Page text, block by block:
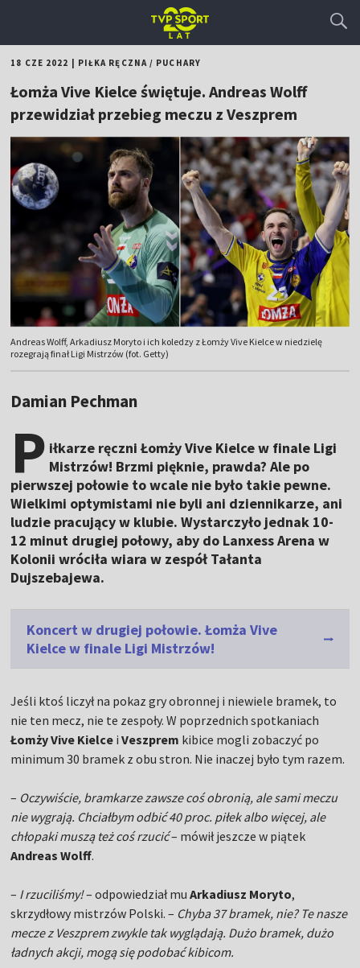
18 CZE 2022 PIŁKA RĘCZNA/ PUCHARY
Łomża Vive Kielce świętuje. Andreas Wolff
przewidział przebieg meczu z Veszprem
Andreas Wolff, Arkadiusz Moryto i ich koledzy z Łomży Vive Kielce w niedzielę
rozegrają finał Ligi Mistrzów (fot. Getty)
Damian Pechman
P iłkarze ręczni Łomży Vive Kielce w finale Ligi
Mistrzów! Brzmi pięknie, prawda? Ale po
pierwszej połowie to wcale nie było takie pewne.
Wielkimi optymistami nie byli ani dziennikarze, ani
ludzie pracujący w klubie. Wystarczyło jednak 10-
12 minut drugiej połowy, aby do Lanxess Arena w
Kolonii wróciła wiara w zespół Tałanta
Dujszebajewa.
Koncert w drugiej połowie. Łomża Vive
Kielce w finale Ligi Mistrzów!
Jeśli ktoś liczył na pokaz gry obronnej i niewiele bramek, to
nie ten mecz, nie te zespoły. W poprzednich spotkaniach
Łomży Vive Kielce iVeszprem kibice mogli zobaczyć po
minimum 30 bramek z obu stron. Nie inaczej było tym razem.
– Oczywiście, bramkarze zawsze coś obronią, ale sami meczu
nie wygrają. Chciałbym odbić 40 proc. piłek albo więcej, ale
chłopaki muszą też coś rzucić– mówił jeszcze w piątek
Andreas Wolff.
– I rzuciliśmy!– odpowiedział muArkadiusz Moryto,
skrzydłowy mistrzów Polski. – Chyba 37 bramek, nie? Te nasze
mecze z Veszprem zwykle tak wyglądają. Dużo bramek, dużo
ładnych akcji, mogą się podobać kibicom.